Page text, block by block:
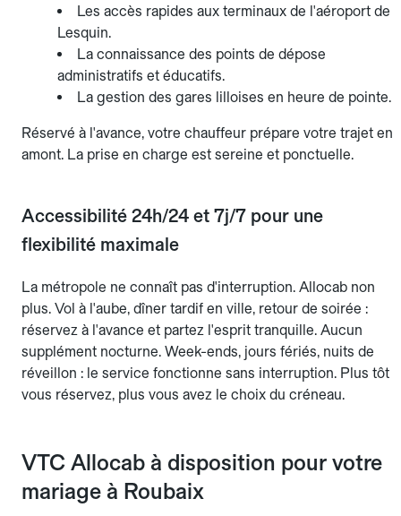
Les accès rapides aux terminaux de l'aéroport de
Lesquin.
La connaissance des points de dépose
administratifs et éducatifs.
La gestion des gares lilloises en heure de pointe.
Réservé à l'avance, votre chauffeur prépare votre trajet en
amont. La prise en charge est sereine et ponctuelle.
Accessibilité 24h/24 et 7j/7 pour une
flexibilité maximale
La métropole ne connaît pas d'interruption. Allocab non
plus. Vol à l'aube, dîner tardif en ville, retour de soirée :
réservez à l'avance et partez l'esprit tranquille. Aucun
supplément nocturne. Week-ends, jours fériés, nuits de
réveillon : le service fonctionne sans interruption. Plus tôt
vous réservez, plus vous avez le choix du créneau.
VTC Allocab à disposition pour votre
mariage à Roubaix